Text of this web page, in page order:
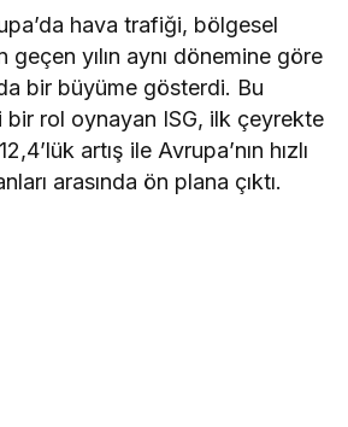
hava trafiği, bölgesel
geçen yılın aynı dönemine göre
bir büyüme gösterdi. Bu
bir rol oynayan ISG, ilk çeyrekte
artış ile Avrupa’nın hızlı
arasında ön plana çıktı.